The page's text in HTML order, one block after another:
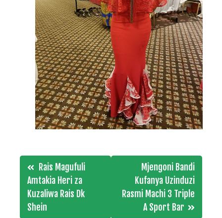
Post
navigation
Rais Magufuli
Amtakia Heri za
Kuzaliwa Rais Dk
Shein
Mjengoni Bandi
Kufanya Uzinduzi
Rasmi Machi 3 Triple
A Sport Bar